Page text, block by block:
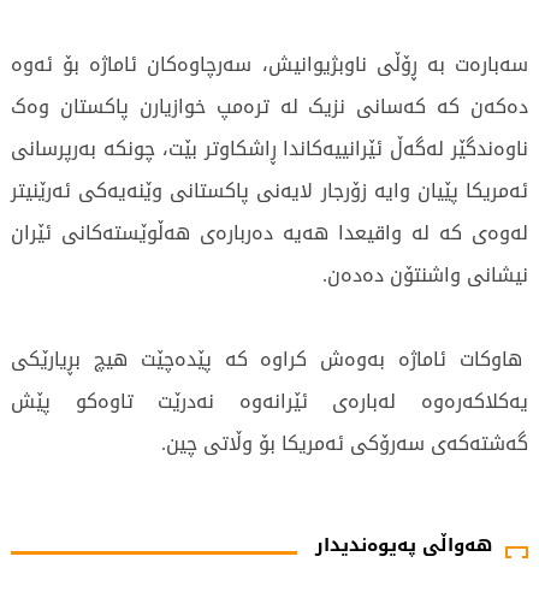
هەواڵی پەیوەندیدار
سەبارەت بە ڕۆڵی ناوبژیوانیش، سەرچاوەکان ئاماژە بۆ ئەوە
دەکەن کە کەسانی نزیک لە ترەمپ خوازیارن پاکستان وەک
ناوەندگێر لەگەڵ ئێرانییەکاندا ڕاشکاوتر بێت، چونکە بەرپرسانی
ئەمریکا پێیان وایە زۆرجار لایەنی پاکستانی وێنەیەکی ئەرێنیتر
لەوەی کە لە واقیعدا هەیە دەربارەی هەڵوێستەکانی ئێران
نیشانی واشنتۆن دەدەن.
هاوکات ئاماژە بەوەش کراوە کە پێدەچێت هیچ بڕیارێکی
یەکلاکەرەوە لەبارەی ئێرانەوە نەدرێت تاوەکو پێش
گەشتەکەی سەرۆکی ئەمریکا بۆ وڵاتی چین.